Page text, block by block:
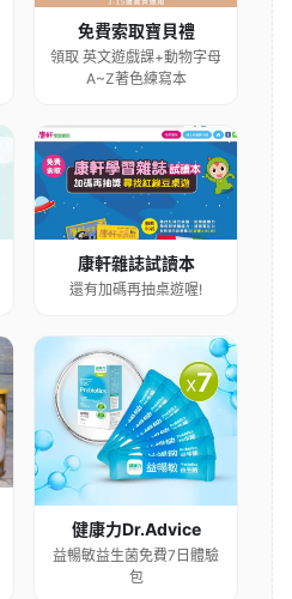
免費索取寶貝禮
領取 英文遊戲課+動物字母
A~Z著色練寫本
康軒雜誌試讀本
還有加碼再抽桌遊喔!
健康力Dr.Advice
益暢敏益生菌免費7日體驗
包